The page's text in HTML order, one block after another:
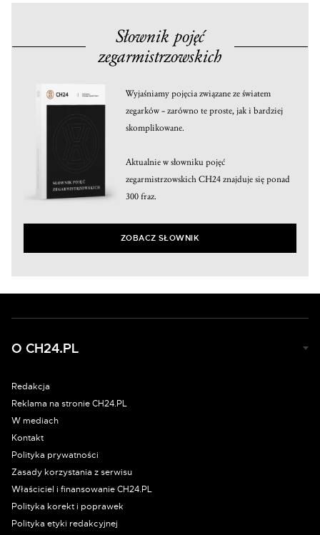
Słownik pojęć
zegarmistrzowskich
Wyjaśniamy pojęcia związane ze światem
zegarków – zarówno te proste, jak i bardziej
skomplikowane.
Aktualnie w słowniku pojęć
zegarmistrzowskich CH24 znajduje się ponad
300 fraz.
ZOBACZ SŁOWNIK
O CH24.PL
Redakcja
Reklama na stronie CH24.PL
W mediach
Kontakt
Polityka prywatności
Zasady korzystania z serwisu
Właściciel i finansowanie CH24.PL
Polityka korekt i poprawek
Polityka etyki redakcyjnej